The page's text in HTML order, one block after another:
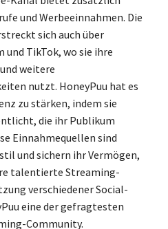
und Werbeeinnahmen. Die
sich auch über
TikTok, wo sie ihre
weitere
nutzt. HoneyPuu hat es
zu stärken, indem sie
die ihr Publikum
Einnahmequellen sind
und sichern ihr Vermögen,
talentierte Streaming-
verschiedener Social-
eine der gefragtesten
Community.